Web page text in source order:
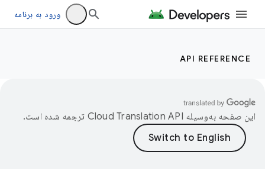
ورود به برنامه
API REFERENCE
این صفحه به‌وسیله ترجمه شده است.